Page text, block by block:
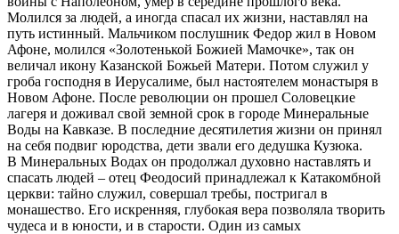
Молился за людей, а иногда спасал их жизни, наставлял на
путь истинный. Мальчиком послушник Федор жил в Новом
Афоне, молился «Золотенькой Божией Мамочке», так он
величал икону Казанской Божьей Матери. Потом служил у
гроба господня в Иерусалиме, был настоятелем монастыря в
Новом Афоне. После революции он прошел Соловецкие
лагеря и доживал свой земной срок в городе Минеральные
Воды на Кавказе. В последние десятилетия жизни он принял
на себя подвиг юродства, дети звали его дедушка Кузюка.
В Минеральных Водах он продолжал духовно наставлять и
спасать людей – отец Феодосий принадлежал к Катакомбной
церкви: тайно служил, совершал требы, постригал в
монашество. Его искренняя, глубокая вера позволяла творить
чудеса и в юности, и в старости. Один из самых